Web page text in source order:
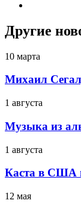
Другие
10 марта
Михаил
1 августа
Музыка из
1 августа
Каста в США
12 мая